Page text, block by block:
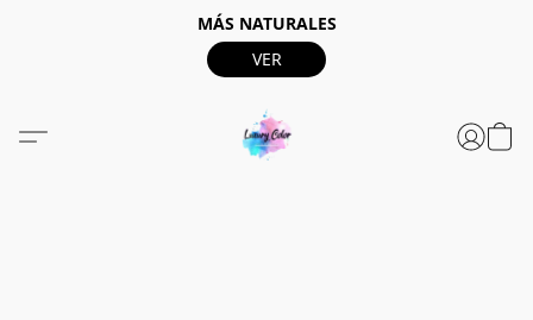
MÁS NATURALES
VER